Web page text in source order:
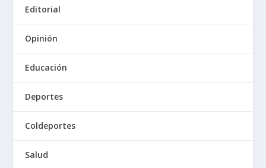
Editorial
Opinión
Educación
Deportes
Coldeportes
Salud